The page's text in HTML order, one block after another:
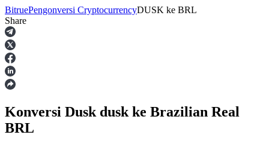
Berjangka
BitruePengonversi CryptocurrencyDUSK ke BRL
Share
Konversi Dusk dusk ke Brazilian Real
BRL